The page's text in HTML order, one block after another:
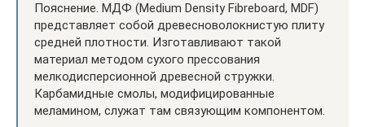
Пояснение. МДФ (Medium Density Fibreboard, MDF)
представляет собой древесноволокнистую плиту
средней плотности. Изготавливают такой
материал методом сухого прессования
мелкодисперсионной древесной стружки.
Карбамидные смолы, модифицированные
меламином, служат там связующим компонентом.